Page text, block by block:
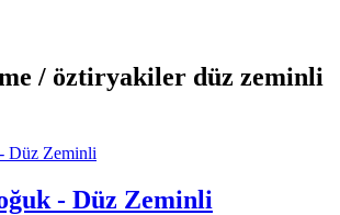
/ öztiryakiler düz zeminli
- Düz Zeminli